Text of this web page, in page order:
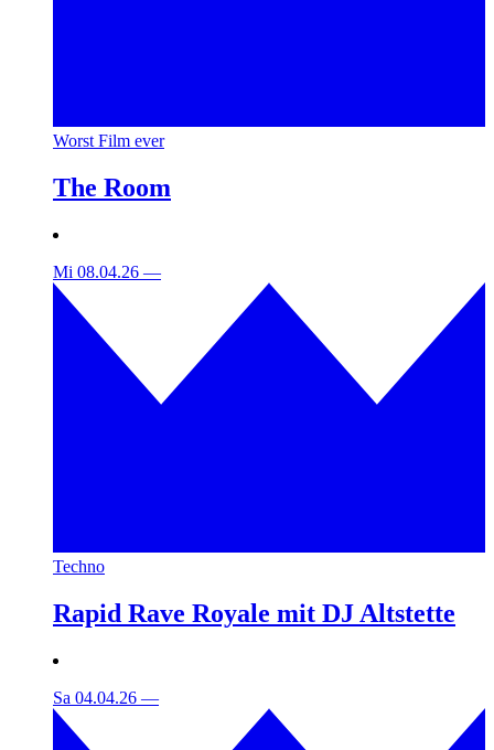
Worst Film ever
The Room
Mi 08.04.26 —
Techno
Rapid Rave Royale mit DJ Altstette
Sa 04.04.26 —